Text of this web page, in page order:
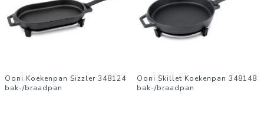
Ooni Koekenpan Sizzler 348124
bak-/braadpan
Ooni Skillet Koekenpan 348148
bak-/braadpan